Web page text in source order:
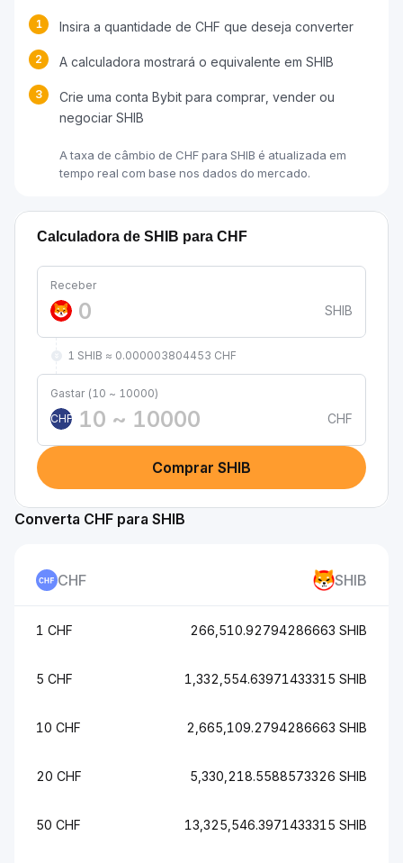
1 Insira a quantidade de CHF que deseja converter
2 A calculadora mostrará o equivalente em SHIB
3
Crie uma conta Bybit para comprar, vender ou
negociar SHIB
A taxa de câmbio de CHF para SHIB é atualizada em
tempo real com base nos dados do mercado.
Calculadora de SHIB para CHF
Receber
SHIB
1 SHIB ≈ 0.000003804453 CHF
Gastar (10 ~ 10000)
CHF
CHF
Comprar SHIB
Converta CHF para SHIB
CHF SHIB
1 CHF 266,510.92794286663 SHIB
5 CHF 1,332,554.63971433315 SHIB
10 CHF 2,665,109.2794286663 SHIB
20 CHF 5,330,218.5588573326 SHIB
50 CHF 13,325,546.3971433315 SHIB